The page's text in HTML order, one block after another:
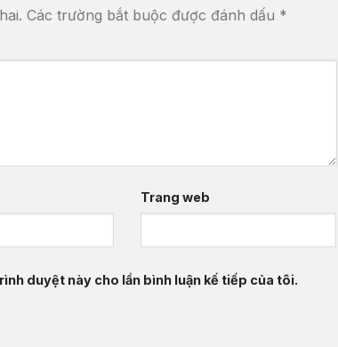
Các trường bắt buộc được đánh dấu *
Trang web
duyệt này cho lần bình luận kế tiếp của tôi.